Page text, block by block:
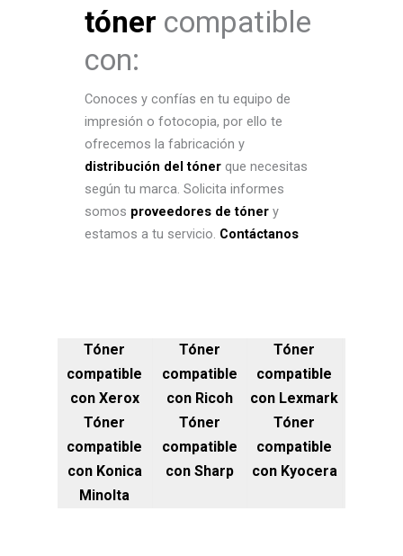
tóner compatible
con:
Conoces y confías en tu equipo de
impresión o fotocopia, por ello te
ofrecemos la fabricación y
distribución del tóner que necesitas
según tu marca. Solicita informes
somos proveedores de tóner y
estamos a tu servicio. Contáctanos
Tóner
compatible
con Xerox
Tóner
compatible
con Ricoh
Tóner
compatible
con Lexmark
Tóner
compatible
con Konica
Minolta
Tóner
compatible
con Sharp
Tóner
compatible
con Kyocera